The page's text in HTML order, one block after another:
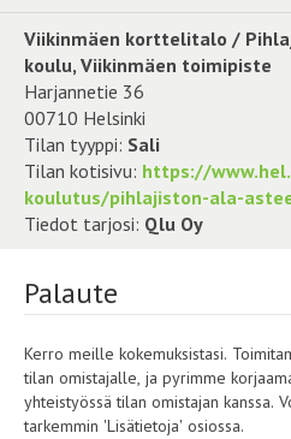
Viikinmäen korttelitalo /
koulu, Viikinmäen toimipiste
Harjannetie 36
00710 Helsinki
Tilan tyyppi: Sali
Tilan kotisivu: https://
koulutus/pihlajiston-ala-
Tiedot tarjosi: Qlu Oy
Palaute
Kerro meille kokemuksistasi.
tilan omistajalle, ja pyrimme korjaamaan havaitut
yhteistyössä tilan omistajan kanssa.
tarkemmin 'Lisätietoja' osiossa.